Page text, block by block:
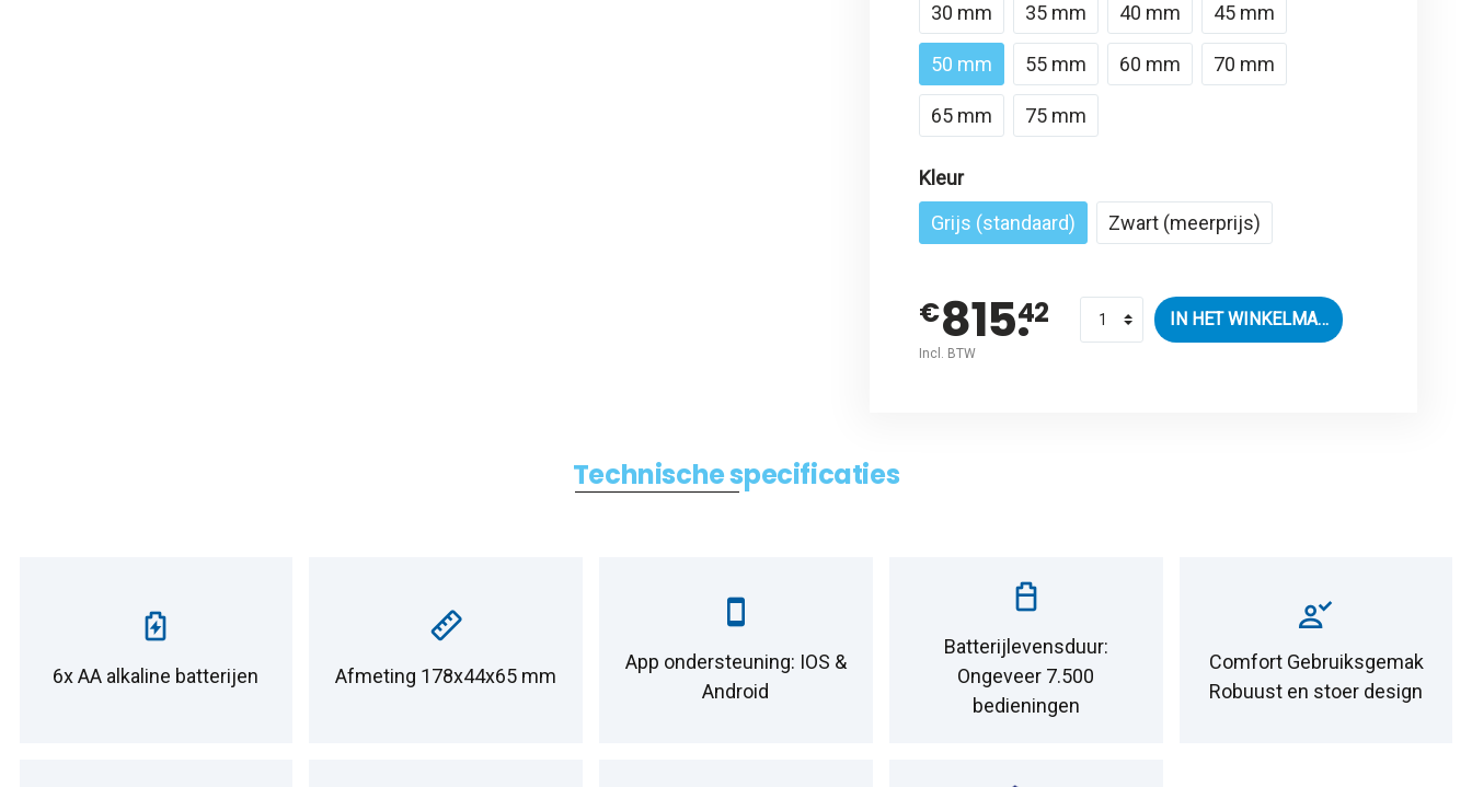
30 mm
35 mm 40 mm 45 mm
50 mm 55 mm 60 mm 70 mm
65 mm 75 mm
Kleur
Grijs (standaard)
Zwart (meerprijs)
€815.42
Incl. BTW
IN HET WINKELMANDJE
Technische specificaties
6x AA alkaline batterijen Afmeting 178x44x65 mm
App ondersteuning: IOS &
Android
Batterijlevensduur:
Ongeveer 7.500
bedieningen
Comfort Gebruiksgemak
Robuust en stoer design